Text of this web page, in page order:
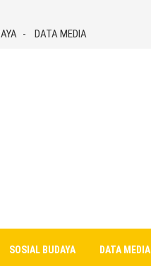
DATA MEDIA
SOSIAL BUDAYA DATA MEDIA